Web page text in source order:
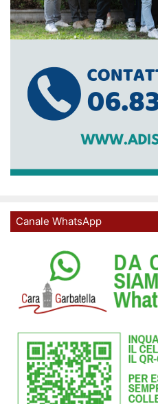
Canale WhatsApp